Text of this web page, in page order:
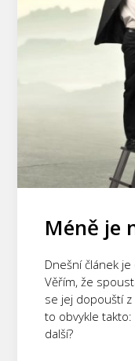
Méně je
Dnešní článek
Věřím, že
se jej dopouští
to obvykle takto:
další?